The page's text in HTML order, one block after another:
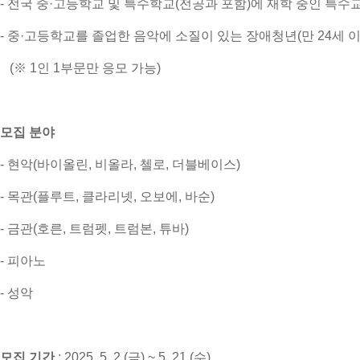
- 전국 중·고등학교 및 특수학교(전공과 포함)에 재학 중인 특수
- 중·고등학교를 졸업한 음악에 소질이 있는 장애청년(만 24세
(※ 1인 1부문만 응모 가능)
모집 분야
- 현악(바이올린, 비올라, 첼로, 더블베이스)
- 목관(플루트, 클라리넷, 오보에, 바순)
- 금관(호른, 트럼펫, 트럼본, 튜바)
- 피아노
- 성악
모집 기간: 2025. 5. 2.(금) ~ 5. 21.(수)